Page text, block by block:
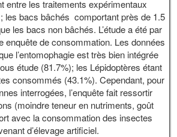
entre les traitements expérimentaux
les bacs bâchés comportant près de 1.5
les bacs non bâchés. L’étude a été par
enquête de consommation. Les données
l’entomophagie est très bien intégrée
étude (81.7%); les Lépidoptères étant
consommés (43.1%). Cependant, pour
interrogées, l’enquête fait ressortir
(moindre teneur en nutriments, goût
avec la consommation des insectes
d’élevage artificiel.